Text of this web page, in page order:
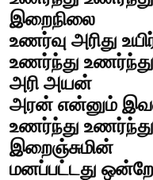
இறைநிலை
உணர்வு அரிது
உணர்ந்து
அரி அயன்
அரன் என்னும்
உணர்ந்து
இறைஞ்சுமின்
மனப்பட்டது ஒன்றே